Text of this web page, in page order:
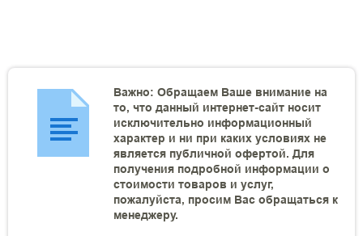
Важно: Обращаем Ваше внимание на
то, что данный интернет-сайт носит
исключительно информационный
характер и ни при каких условиях не
является публичной офертой. Для
получения подробной информации о
стоимости товаров и услуг,
пожалуйста, просим Вас обращаться к
менеджеру.